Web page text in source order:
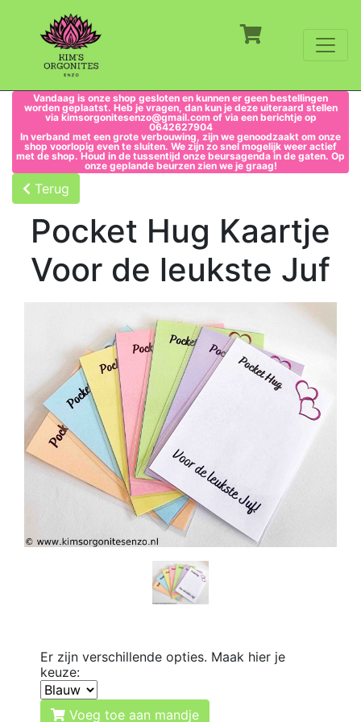
Vandaag is onze shop gesloten en kunnen er geen bestellingen
worden geplaatst. Heb je vragen, dan kun je deze uiteraard stellen
via kimsorgonitesenzo@gmail.com of via een berichtje op
0642627904
In verband met een grote verbouwing, zijn we genoodzaakt om onze
shop voorlopig even te sluiten. We zijn zo snel mogelijk weer actief
met de shop. Houd in de tussentijd onze beursagenda in de gaten. Op
onze geplande beurzen zien we je graag!
Terug
Pocket Hug Kaartje
Voor de leukste Juf
Er zijn verschillende opties. Maak hier je
keuze:
Voeg toe aan mandje